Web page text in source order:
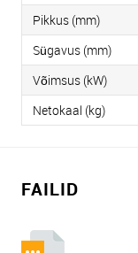
Pikkus (mm)
Sügavus (mm)
Võimsus (kW)
Netokaal (kg)
FAILID